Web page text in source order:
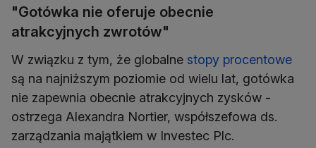
"Gotówka nie oferuje obecnie
atrakcyjnych zwrotów"
W związku z tym, że globalne stopy procentowe
są na najniższym poziomie od wielu lat, gotówka
nie zapewnia obecnie atrakcyjnych zysków -
ostrzega Alexandra Nortier, współszefowa ds.
zarządzania majątkiem w Investec Plc.